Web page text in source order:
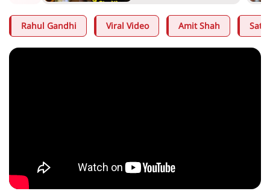
Rahul Gandhi Viral Video Amit Shah